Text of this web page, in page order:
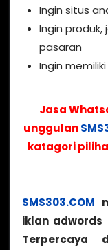
Ingin situs
Ingin produk,
pasaran
Ingin
Jasa
unggulan
katagori
SMS303.COM
iklan adwords
Terpercaya